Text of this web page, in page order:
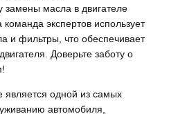
замены масла в двигателе
экспертов использует
и фильтры, что обеспечивает
Доверьте заботу о
является одной из самых
автомобиля,